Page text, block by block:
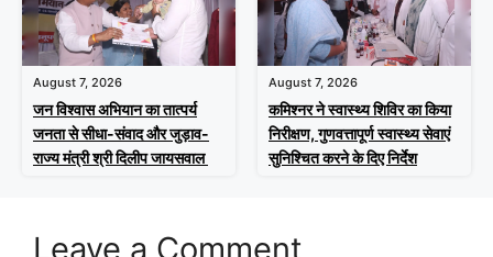
August 7, 2026
जन विश्वास अभियान का तात्पर्य
जनता से सीधा-संवाद और जुड़ाव-
राज्य मंत्री श्री दिलीप जायसवाल
August 7, 2026
कमिश्नर ने स्वास्थ्य शिविर का किया
निरीक्षण, गुणवत्तापूर्ण स्वास्थ्य सेवाएं
सुनिश्चित करने के दिए निर्देश
Leave a Comment